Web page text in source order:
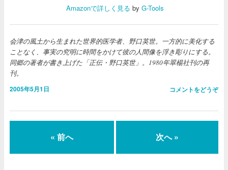
Amazonで詳しく見る by G-Tools
会津の風土から生まれた世界的医学者、野口英世。一方的に美化する
ことなく、事実の究明に時間をかけて彼の人間像を浮き彫りにする。
同郷の著者が書き上げた「正伝・野口英世」。1980年翠楊社刊の再
刊。
2005年5月1日 コメントをどうぞ
« 前へ 次へ »